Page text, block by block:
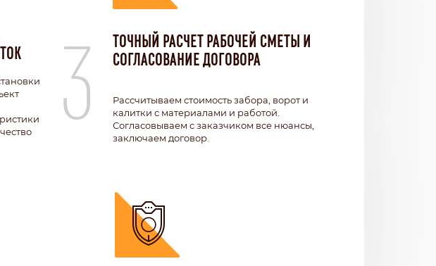
3
ТОЧНЫЙ РАСЧЕТ РАБОЧЕЙ СМЕТЫ И
СОГЛАСОВАНИЕ ДОГОВОРА
Рассчитываем стоимость забора, ворот и
калитки с материалами и работой.
Согласовываем с заказчиком все нюансы,
заключаем договор.